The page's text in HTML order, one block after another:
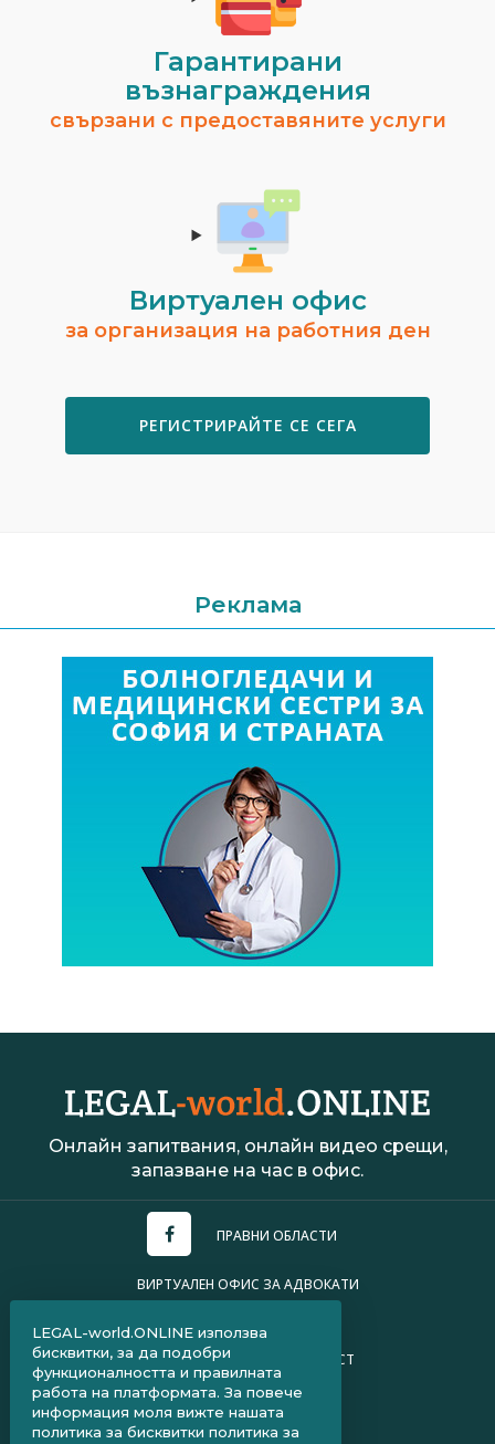
Гарантирани
възнаграждения
свързани с предоставяните услуги
Виртуален офис
за организация на работния ден
РЕГИСТРИРАЙТЕ СЕ СЕГА
Реклама
Онлайн запитвания, онлайн видео срещи,
запазване на час в офис.
ПРАВНИ ОБЛАСТИ
ВИРТУАЛЕН ОФИС ЗА АДВОКАТИ
ПОЛИТИКА ЗА ПОВЕРИТЕЛНОСТ
ЧЗВ ЗА КЛИЕНТИ
ЧЗВ ЗА АДВОКАТИ
LEGAL-world.ONLINE използва
бисквитки, за да подобри
функционалността и правилната
работа на платформата. За повече
информация моля вижте нашата
политика за бисквитки политика за